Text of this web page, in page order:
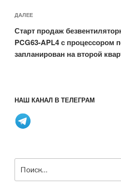
Следующая
запись
ДАЛЕЕ
Старт продаж
PCG63-APL4 с процессором
запланирован на второй
НАШ КАНАЛ В ТЕЛЕГРАМ